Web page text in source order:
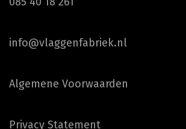
info@vlaggenfabriek.nl
Algemene Voorwaarden
Privacy Statement